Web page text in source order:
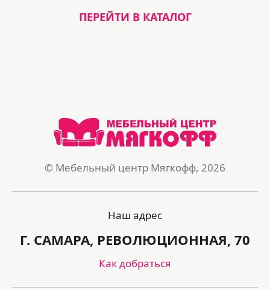
ПЕРЕЙТИ В КАТАЛОГ
© Мебельный центр Мягкофф, 2026
Наш адрес
Г. САМАРА, РЕВОЛЮЦИОННАЯ, 70
Как добраться